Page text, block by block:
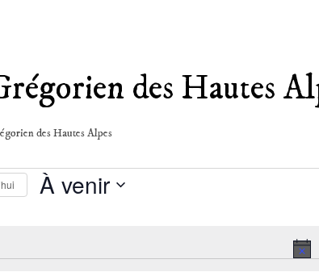
des Hautes
des Hautes Alpes
À venir